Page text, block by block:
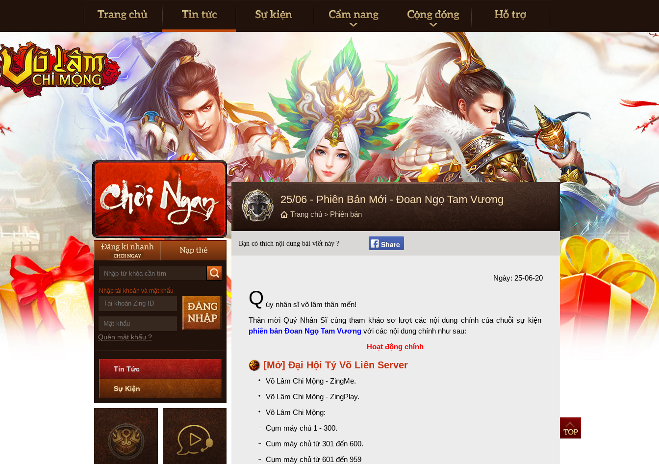
Nhập tài khoản và mật khẩu
Quên mật khẩu ?
Tin Tức
Sự Kiện
25/06 - Phiên Bản Mới - Đoan Ngọ Tam Vương
Trang chủ > Phiên bản
Bạn có thích nội dung bài viết này ? Share
Ngày: 25-06-20
Q úy nhân sĩ võ lâm thân mến!
Thân mời Quý Nhân Sĩ cùng tham khảo sơ lượt các nội dung chính của chuỗi sự kiện
phiên bản Đoan Ngọ Tam Vương với các nội dung chính như sau:
Hoạt động chính
[Mở] Đại Hội Tỷ Võ Liên Server
Võ Lâm Chi Mộng - ZingMe.
Võ Lâm Chi Mộng - ZingPlay.
Võ Lâm Chi Mộng:
Cụm máy chủ 1 - 300.
Cụm máy chủ từ 301 đến 600.
Cụm máy chủ từ 601 đến 959